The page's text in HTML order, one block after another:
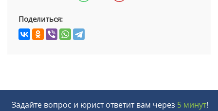
Поделиться:
Задайте вопрос и юрист ответит вам через 5 минут!